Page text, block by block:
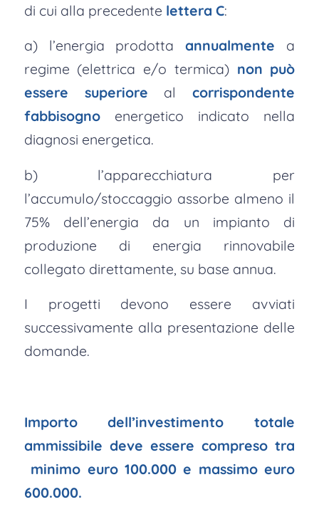
di cui alla precedente lettera C:
a) l’energia prodottaannualmente a
regime (elettrica e/o termica) non può
essere superiore alcorrispondente
fabbisognoenergetico indicato nella
diagnosi energetica.
b) l’apparecchiatura per
l’accumulo/stoccaggio assorbe almeno il
75% dell’energia da un impianto di
produzione di energia rinnovabile
collegato direttamente, su base annua.
I progetti devono essere avviati
successivamente alla presentazione delle
domande.
Importo dell’investimento totale
ammissibile deve essere compreso tra
minimo euro 100.000 e massimo euro
600.000.